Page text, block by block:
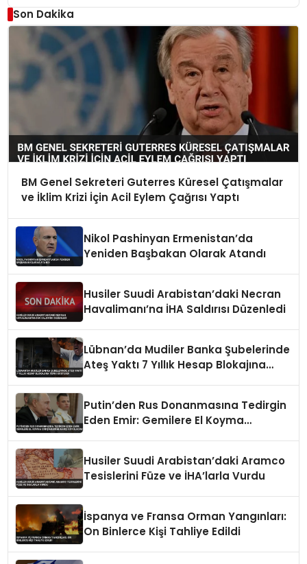
Son Dakika
BM Genel Sekreteri Guterres Küresel Çatışmalar
ve İklim Krizi İçin Acil Eylem Çağrısı Yaptı
Nikol Pashinyan Ermenistan’da
Yeniden Başbakan Olarak Atandı
Husiler Suudi Arabistan’daki Necran
Havalimanı’na İHA Saldırısı Düzenledi
Lübnan’da Mudiler Banka Şubelerinde
Ateş Yaktı 7 Yıllık Hesap Blokajına
Putin’den Rus Donanmasına Tedirgin
Eden Emir: Gemilere El Koyma
Husiler Suudi Arabistan’daki Aramco
Tesislerini Füze ve İHA’larla Vurdu
İspanya ve Fransa Orman Yangınları:
On Binlerce Kişi Tahliye Edildi